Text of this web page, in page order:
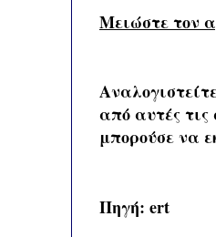
Μειώστε τον
από αυτές τις
μπορούσε να
Πηγή: ert